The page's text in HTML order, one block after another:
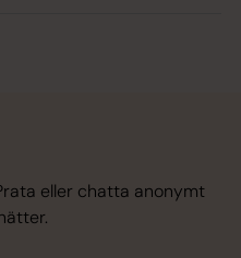
eller chatta anonymt